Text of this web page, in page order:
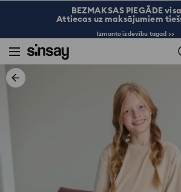
BEZMAKSAS PIEGĀDE
Attiecas uz maksājumiem
Izmanto izdevību tagad >>